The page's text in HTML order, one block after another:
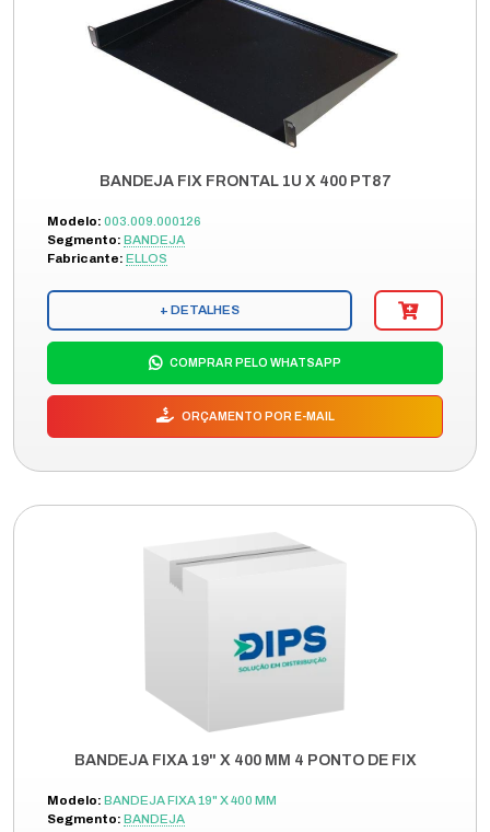
BANDEJA FIX FRONTAL 1U X 400 PT87
Modelo: 003.009.000126
Segmento: BANDEJA
Fabricante: ELLOS
+ DETALHES
COMPRAR PELO WHATSAPP
ORÇAMENTO POR E-MAIL
BANDEJA FIXA 19" X 400 MM 4 PONTO DE FIX
Modelo: BANDEJA FIXA 19" X 400 MM
Segmento: BANDEJA